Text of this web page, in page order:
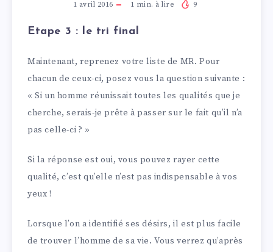
1 avril 2016 1 min. à lire 9
Etape 3 : le tri final
Maintenant, reprenez votre liste de MR. Pour
chacun de ceux-ci, posez vous la question suivante :
« Si un homme réunissait toutes les qualités que je
cherche, serais-je prête à passer sur le fait qu’il n’a
pas celle-ci ? »
Si la réponse est oui, vous pouvez rayer cette
qualité, c’est qu’elle n’est pas indispensable à vos
yeux !
Lorsque l’on a identifié ses désirs, il est plus facile
de trouver l’homme de sa vie. Vous verrez qu’après